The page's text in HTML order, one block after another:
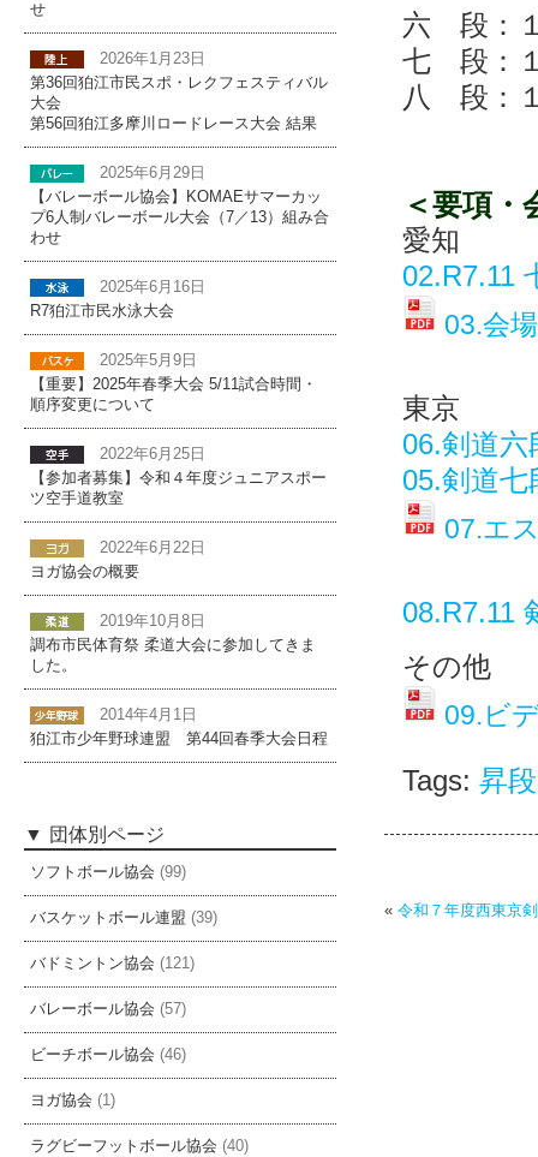
六 段：
七 段：
八 段：
＜要項・
愛知
02.R7.11
03.会
東京
06.剣道
05.剣道
07.エ
08.R7.11
その他
09.ビ
Tags: 昇
« 令和７年度西東京
せ
2026年1月23日
第36回狛江市民スポ・レクフェスティバル
大会
第56回狛江多摩川ロードレース大会 結果
2025年6月29日
【バレーボール協会】KOMAEサマーカッ
プ6人制バレーボール大会（7／13）組み合
わせ
2025年6月16日
R7狛江市民水泳大会
2025年5月9日
【重要】2025年春季大会 5/11試合時間・
順序変更について
2022年6月25日
【参加者募集】令和４年度ジュニアスポー
ツ空手道教室
2022年6月22日
ヨガ協会の概要
2019年10月8日
調布市民体育祭 柔道大会に参加してきま
した。
2014年4月1日
狛江市少年野球連盟 第44回春季大会日程
団体別ページ
ソフトボール協会 (99)
バスケットボール連盟 (39)
バドミントン協会 (121)
バレーボール協会 (57)
ビーチボール協会 (46)
ヨガ協会 (1)
ラグビーフットボール協会 (40)